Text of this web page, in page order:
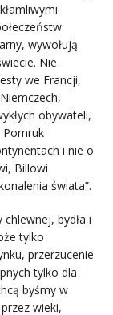
wywołują
Nie
we Francji,
obywateli,
i nie o
Billowi
świata”.
bydła i
tylko
przerzucenie
tylko dla
byśmy w
wieki,